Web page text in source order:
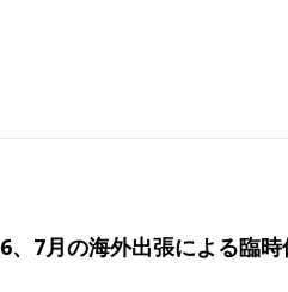
6、7月の海外出張による臨